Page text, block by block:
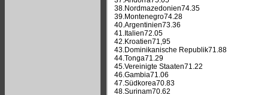
38.Nordmazedonien74.35
39.Montenegro74.28
40.Argentinien73.36
41.Italien72.05
42.Kroatien71,95
43.Dominikanische Republik71.88
44.Tonga71.29
45.Vereinigte Staaten71.22
46.Gambia71.06
47.Südkorea70.83
48.Surinam70.62